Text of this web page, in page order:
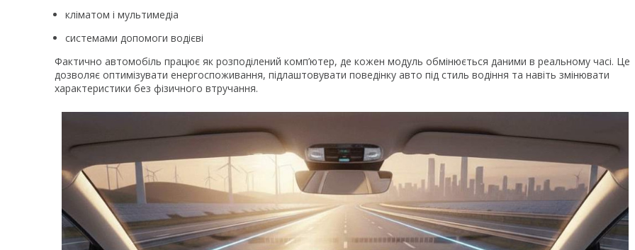
кліматом і мультимедіа
системами допомоги водієві
Фактично автомобіль працює як розподілений комп’ютер, де кожен модуль обмінюється даними в реальному часі. Це
дозволяє оптимізувати енергоспоживання, підлаштовувати поведінку авто під стиль водіння та навіть змінювати
характеристики без фізичного втручання.